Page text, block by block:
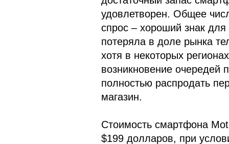
удовлетворен. Общее
спрос – хороший знак
потеряла в доле рынка
хотя в некоторых
возникновение очередей
полностью распродать
магазин.
Стоимость смартфона
$199 долларов, при